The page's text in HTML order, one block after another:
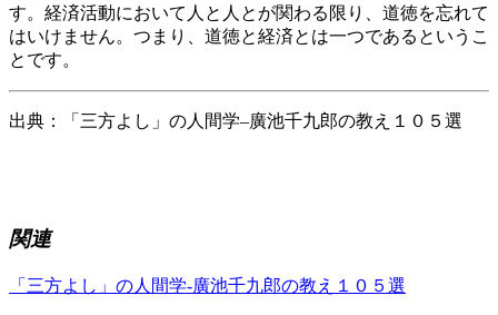
す。経済活動において人と人とが関わる限り、道徳を忘れて
はいけません。つまり、道徳と経済とは一つであるというこ
とです。
出典： 「三方よし」の人間学–廣池千九郎の教え１０５選
関連
「三方よし」の人間学-廣池千九郎の教え１０５選